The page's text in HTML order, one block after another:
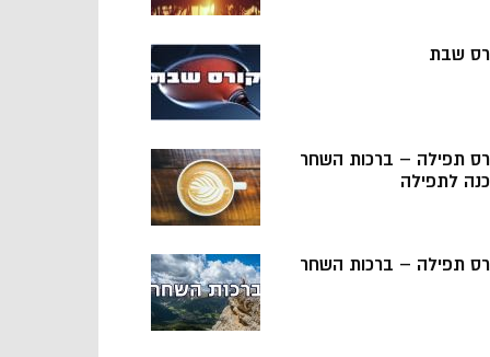
שבת
תפילה – ברכות השחר
לתפילה
תפילה – ברכות השחר